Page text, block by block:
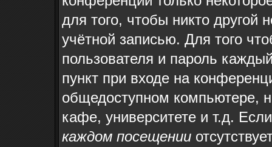
для того, чтобы никто другой
учётной записью. Для того
пользователя и пароль
пункт при входе на
общедоступном компьютере,
кафе, университете и т.д.
каждом посещении